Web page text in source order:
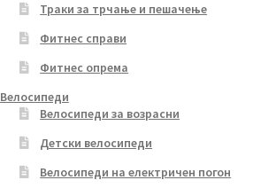
Траки за трчање и пешачење
Фитнес справи
Фитнес опрема
Велосипеди
Велосипеди за возрасни
Детски велосипеди
Велосипеди на електричен погон